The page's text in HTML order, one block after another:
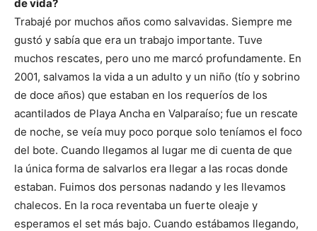
de vida?
Trabajé por muchos años como salvavidas. Siempre me
gustó y sabía que era un trabajo importante. Tuve
muchos rescates, pero uno me marcó profundamente. En
2001, salvamos la vida a un adulto y un niño (tío y sobrino
de doce años) que estaban en los requeríos de los
acantilados de Playa Ancha en Valparaíso; fue un rescate
de noche, se veía muy poco porque solo teníamos el foco
del bote. Cuando llegamos al lugar me di cuenta de que
la única forma de salvarlos era llegar a las rocas donde
estaban. Fuimos dos personas nadando y les llevamos
chalecos. En la roca reventaba un fuerte oleaje y
esperamos el set más bajo. Cuando estábamos llegando,